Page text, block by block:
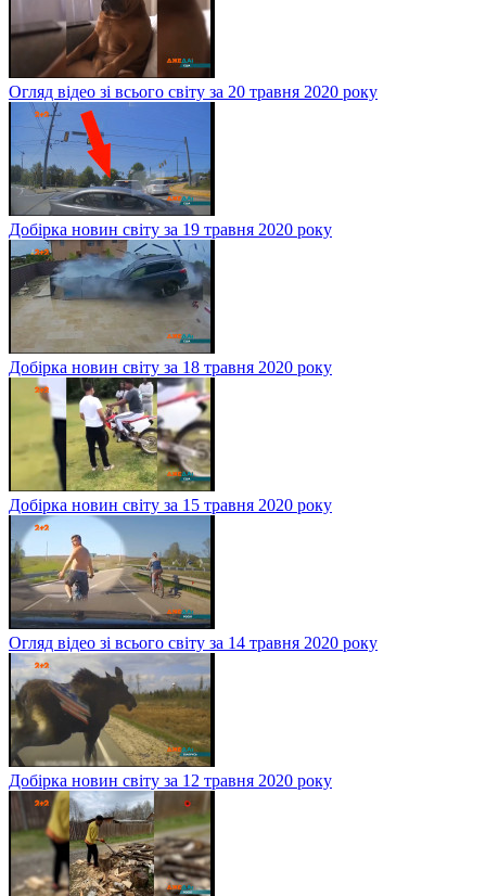
Огляд відео зі всього світу за 20 травня 2020 року
Добірка новин світу за 19 травня 2020 року
Добірка новин світу за 18 травня 2020 року
Добірка новин світу за 15 травня 2020 року
Огляд відео зі всього світу за 14 травня 2020 року
Добірка новин світу за 12 травня 2020 року